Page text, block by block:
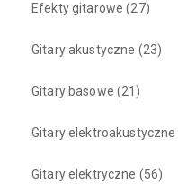
Efekty gitarowe (27)
Gitary akustyczne (23)
Gitary basowe (21)
Gitary elektroakustyczne
Gitary elektryczne (56)